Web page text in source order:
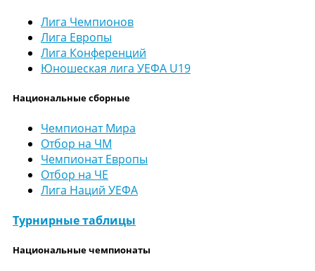
Лига Чемпионов
Лига Европы
Лига Конференций
Юношеская лига УЕФА U19
Национальные сборные
Чемпионат Мира
Отбор на ЧМ
Чемпионат Европы
Отбор на ЧЕ
Лига Наций УЕФА
Турнирные таблицы
Национальные чемпионаты